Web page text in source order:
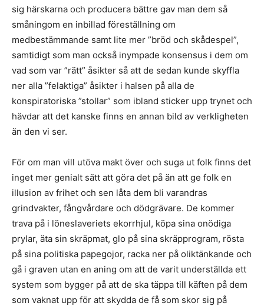
sig härskarna och producera bättre gav man dem så
småningom en inbillad föreställning om
medbestämmande samt lite mer ”bröd och skådespel”,
samtidigt som man också inympade konsensus i dem om
vad som var ”rätt” åsikter så att de sedan kunde skyffla
ner alla ”felaktiga” åsikter i halsen på alla de
konspiratoriska ”stollar” som ibland sticker upp trynet och
hävdar att det kanske finns en annan bild av verkligheten
än den vi ser.
För om man vill utöva makt över och suga ut folk finns det
inget mer genialt sätt att göra det på än att ge folk en
illusion av frihet och sen låta dem bli varandras
grindvakter, fångvårdare och dödgrävare. De kommer
trava på i löneslaveriets ekorrhjul, köpa sina onödiga
prylar, äta sin skräpmat, glo på sina skräpprogram, rösta
på sina politiska papegojor, racka ner på oliktänkande och
gå i graven utan en aning om att de varit underställda ett
system som bygger på att de ska täppa till käften på dem
som vaknat upp för att skydda de få som skor sig på